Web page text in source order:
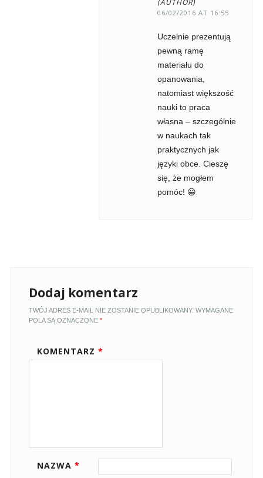
06/02/2016 AT 16:55
Uczelnie prezentują
pewną ramę
materiału do
opanowania,
natomiast większość
nauki to praca
własna – szczególnie
w naukach tak
praktycznych jak
języki obce. Cieszę
się, że mogłem
pomóc! 😀
Dodaj komentarz
TWÓJ ADRES E-MAIL NIE ZOSTANIE OPUBLIKOWANY. WYMAGANE
POLA SĄ OZNACZONE *
KOMENTARZ *
NAZWA *